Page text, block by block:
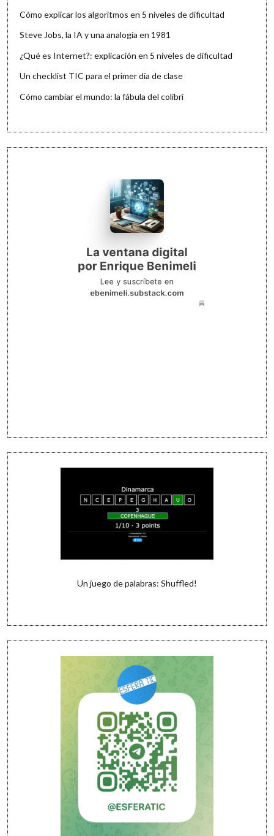
Cómo explicar los algoritmos en 5 niveles de dificultad
Steve Jobs, la IA y una analogía en 1981
¿Qué es Internet?: explicación en 5 niveles de dificultad
Un checklist TIC para el primer día de clase
Cómo cambiar el mundo: la fábula del colibrí
Un juego de palabras: Shuffled!